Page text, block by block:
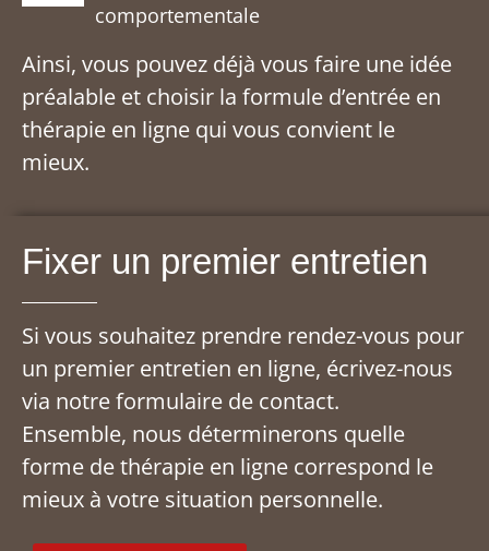
comportementale
Ainsi, vous pouvez déjà vous faire une idée
préalable et choisir la formule d’entrée en
thérapie en ligne qui vous convient le
mieux.
Fixer un premier entretien
Si vous souhaitez prendre rendez-vous pour
un premier entretien en ligne, écrivez-nous
via notre formulaire de contact.
Ensemble, nous déterminerons quelle
forme de thérapie en ligne correspond le
mieux à votre situation personnelle.